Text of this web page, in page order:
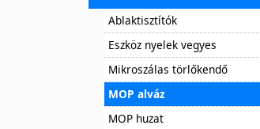
Ablaktisztítók
Eszköz nyelek vegyes
Mikroszálas törlőkendő
MOP alváz
MOP huzat